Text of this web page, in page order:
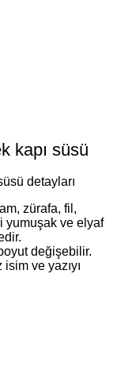
kapı süsü
detayları
zürafa, fil,
yumuşak ve elyaf
değişebilir.
ve yazıyı